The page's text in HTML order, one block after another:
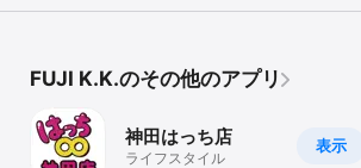
FUJI K.K.のその他のアプリ
表示
神田はっち店
ライフスタイル